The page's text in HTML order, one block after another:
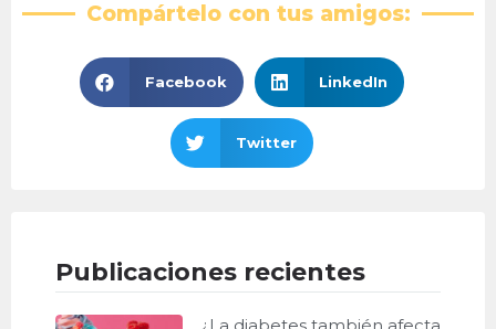
Compártelo con tus amigos:
Facebook LinkedIn
Twitter
Publicaciones recientes